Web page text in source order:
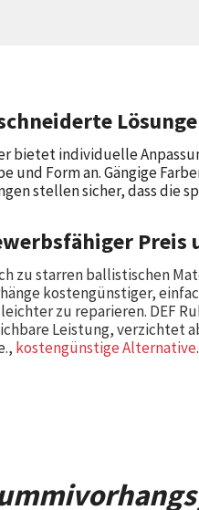
bietet individuelle
und Form an. Gängige
stellen sicher, dass die
Preis
zu starren ballistischen
kostengünstiger,
zu reparieren. DEF
Leistung, verzichtet
kostengünstige Alternative.